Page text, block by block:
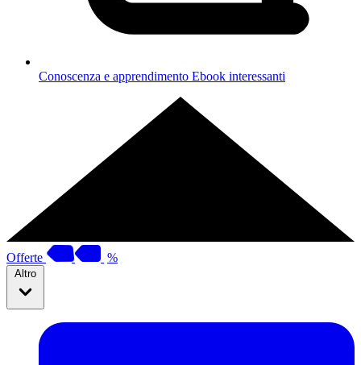
Conoscenza e apprendimento Ebook interessanti
Offerte %
Altro